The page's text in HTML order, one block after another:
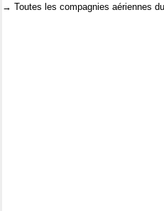
→ Toutes les compagnies aériennes